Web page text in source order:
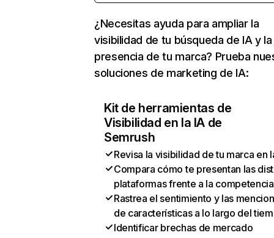
¿Necesitas ayuda para ampliar la
visibilidad de tu búsqueda de IA y la
presencia de tu marca? Prueba
soluciones de marketing de IA:
Kit de herramientas de
Visibilidad en la IA de
Semrush
Revisa la visibilidad de tu marca en
Compara cómo te presentan las
plataformas frente a la competencia
Rastrea el sentimiento y las
de características a lo largo del
Identificar brechas de mercado